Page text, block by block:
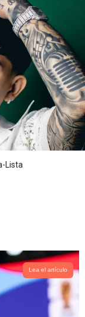
Lista
Lea el artículo